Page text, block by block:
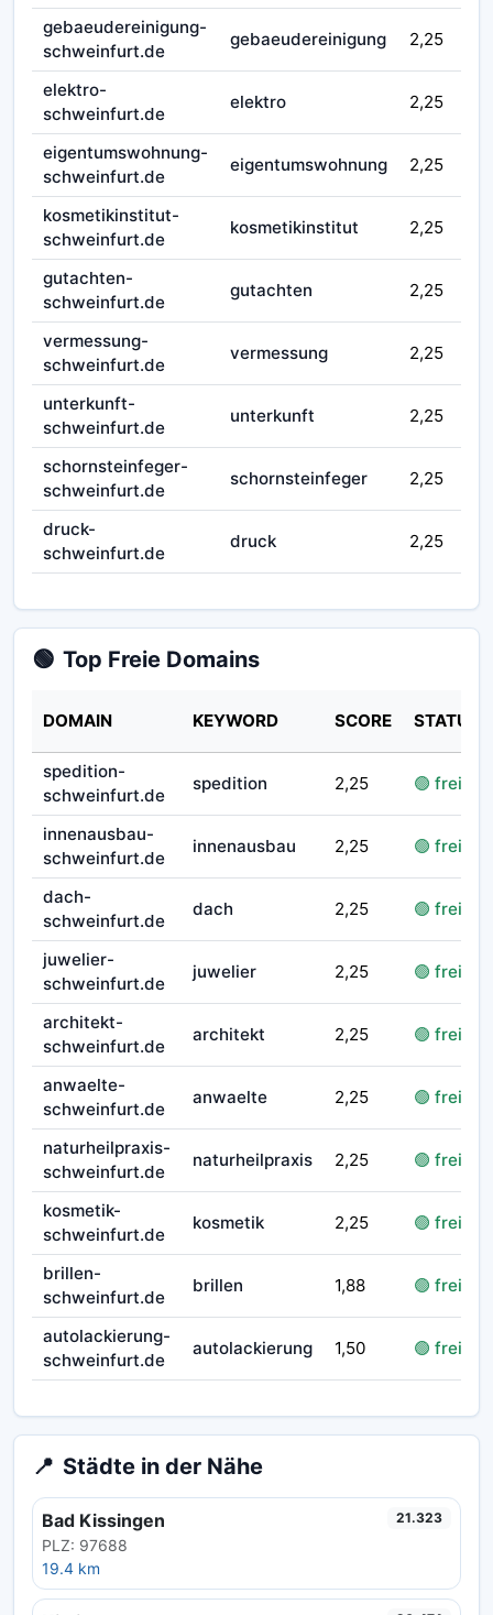
gebaeudereinigung-
schweinfurt.de
gebaeudereinigung 2,25
elektro-
schweinfurt.de
elektro 2,25
eigentumswohnung-
schweinfurt.de
eigentumswohnung 2,25
kosmetikinstitut-
schweinfurt.de
kosmetikinstitut 2,25
gutachten-
schweinfurt.de
gutachten 2,25
vermessung-
schweinfurt.de
vermessung 2,25
unterkunft-
schweinfurt.de
unterkunft 2,25
schornsteinfeger-
schweinfurt.de
schornsteinfeger 2,25
druck-
schweinfurt.de
druck 2,25
🟢 Top Freie Domains
DOMAIN KEYWORD SCORE STATUS
spedition-
schweinfurt.de
spedition 2,25 🟢 frei
innenausbau-
schweinfurt.de
innenausbau 2,25 🟢 frei
dach-
schweinfurt.de
dach 2,25 🟢 frei
juwelier-
schweinfurt.de
juwelier 2,25 🟢 frei
architekt-
schweinfurt.de
architekt 2,25 🟢 frei
anwaelte-
schweinfurt.de
anwaelte 2,25 🟢 frei
naturheilpraxis-
schweinfurt.de
naturheilpraxis 2,25 🟢 frei
kosmetik-
schweinfurt.de
kosmetik 2,25 🟢 frei
brillen-
schweinfurt.de
brillen 1,88 🟢 frei
autolackierung-
schweinfurt.de
autolackierung 1,50 🟢 frei
📍 Städte in der Nähe
Bad Kissingen
PLZ: 97688
19.4 km
21.323